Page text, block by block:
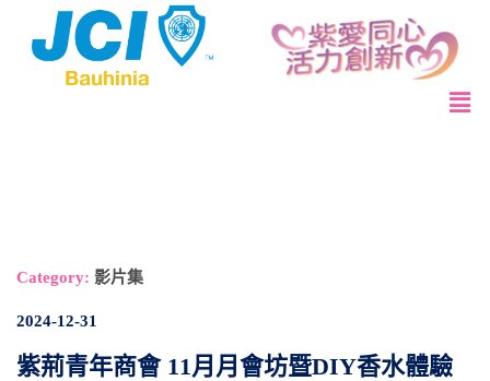
Category: 影片集
2024-12-31
紫荊青年商會 11月月會坊暨DIY香水體驗